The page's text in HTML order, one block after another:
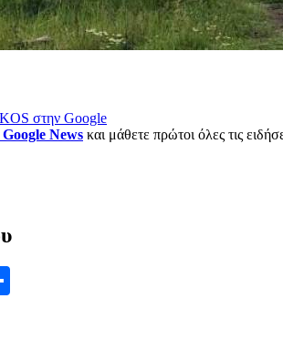
στην Google
News και μάθετε πρώτοι όλες τις